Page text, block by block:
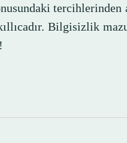
tercihlerinden
Bilgisizlik